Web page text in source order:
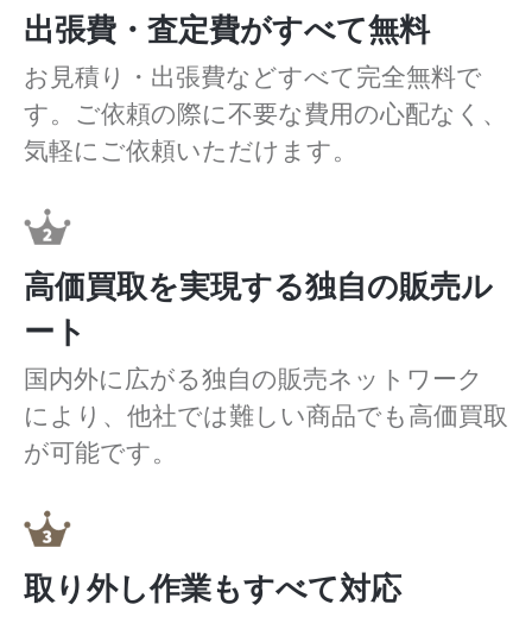
出張費・査定費がすべて無料
お見積り・出張費などすべて完全無料で
す。ご依頼の際に不要な費用の心配なく、
気軽にご依頼いただけます。
高価買取を実現する独自の販売ル
ート
国内外に広がる独自の販売ネットワーク
により、他社では難しい商品でも高価買取
が可能です。
取り外し作業もすべて対応